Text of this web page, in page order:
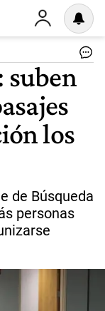
los
de Búsqueda
personas